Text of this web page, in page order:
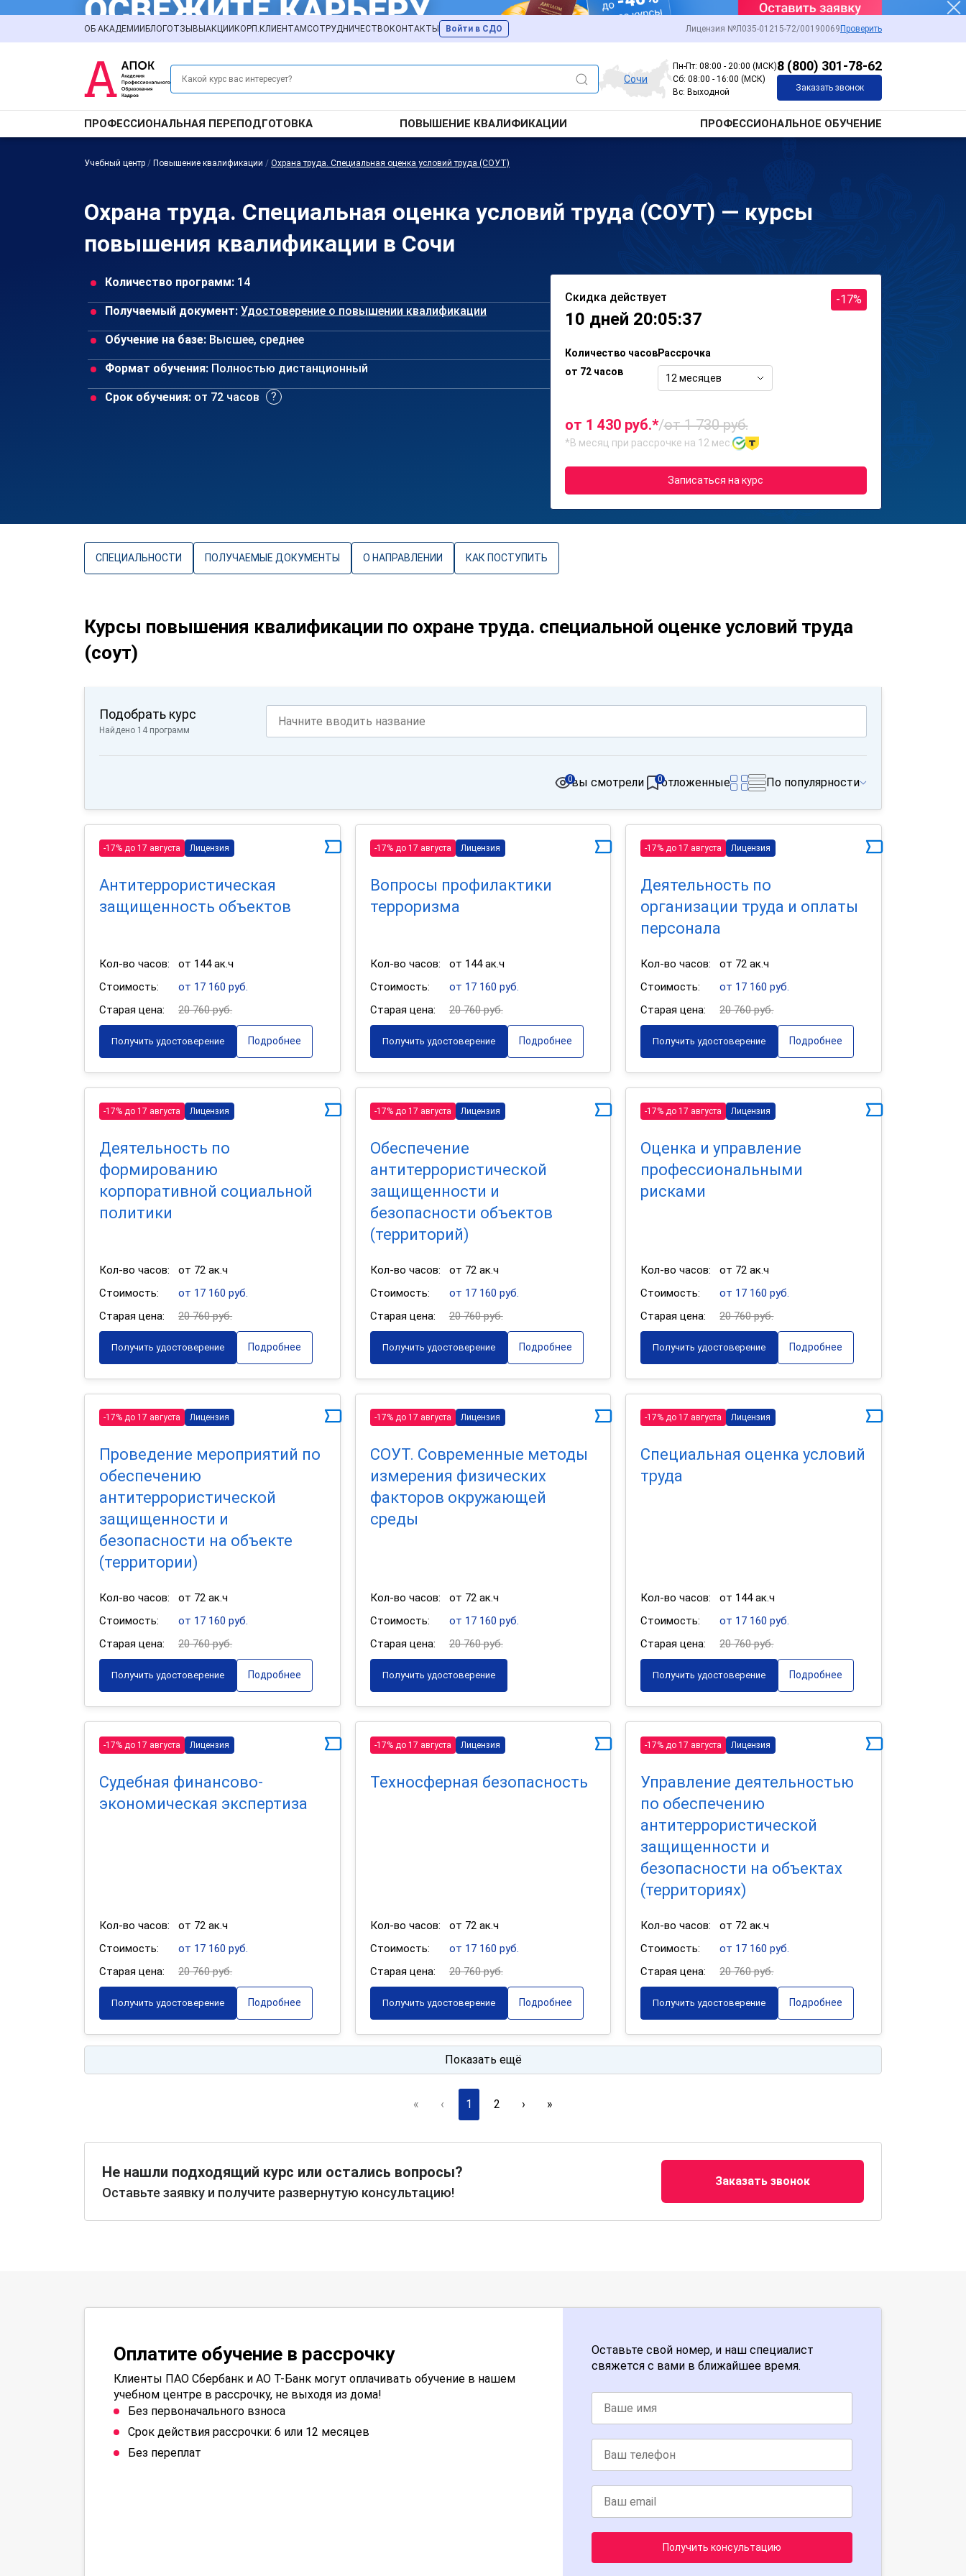
ОБ АКАДЕМИИ БЛОГОТЗЫВЫ АКЦИИ КОРП.КЛИЕНТАМСОТРУДНИЧЕСТВО КОНТАКТЫ Войти в СДО Лицензия №Л035-01215-72/00190069 Проверить
Сочи
Пн-Пт: 08:00 - 20:00 (МСК)
Сб: 08:00 - 16:00 (МСК)
Вс: Выходной
8 (800) 301-78-62
Заказать звонок
ПРОФЕССИОНАЛЬНАЯ ПЕРЕПОДГОТОВКА ПОВЫШЕНИЕ КВАЛИФИКАЦИИ ПРОФЕССИОНАЛЬНОЕ ОБУЧЕНИЕ
Учебный центр / Повышение квалификации / Охрана труда. Специальная оценка условий труда (СОУТ)
Охрана труда. Специальная оценка условий труда (СОУТ) — курсы
повышения квалификации в Сочи
Количество программ: 14
Получаемый документ: Удостоверение о повышении квалификации
Обучение на базе: Высшее, среднее
Формат обучения: Полностью дистанционный
Срок обучения: от 72 часов
Скидка действует
10 дней 20:05:37
-17%
Количество часов
от 72 часов
Рассрочка
12 месяцев
от 1 430 руб.*/от 1 730 руб.
*В месяц при рассрочке на 12 мес.
Записаться на курс
СПЕЦИАЛЬНОСТИ ПОЛУЧАЕМЫЕ ДОКУМЕНТЫ О НАПРАВЛЕНИИ КАК ПОСТУПИТЬ
Курсы повышения квалификации по охране труда. специальной оценке условий труда
(соут)
Подобрать курс
Найдено 14 программ
вы смотрели
0 отложенные
0 По популярности
-17% до 17 августа Лицензия
Антитеррористическая
защищенность объектов
Кол-во часов:
от 144 ак.ч
Стоимость:
от 17 160 руб.
Старая цена:
20 760 руб.
Получить удостоверение Подробнее
-17% до 17 августа Лицензия
Вопросы профилактики
терроризма
Кол-во часов:
от 144 ак.ч
Стоимость:
от 17 160 руб.
Старая цена:
20 760 руб.
Получить удостоверение Подробнее
-17% до 17 августа Лицензия
Деятельность по
организации труда и оплаты
персонала
Кол-во часов:
от 72 ак.ч
Стоимость:
от 17 160 руб.
Старая цена:
20 760 руб.
Получить удостоверение Подробнее
-17% до 17 августа Лицензия
Деятельность по
формированию
корпоративной социальной
политики
Кол-во часов:
от 72 ак.ч
Стоимость:
от 17 160 руб.
Старая цена:
20 760 руб.
Получить удостоверение Подробнее
-17% до 17 августа Лицензия
Обеспечение
антитеррористической
защищенности и
безопасности объектов
(территорий)
Кол-во часов:
от 72 ак.ч
Стоимость:
от 17 160 руб.
Старая цена:
20 760 руб.
Получить удостоверение Подробнее
-17% до 17 августа Лицензия
Оценка и управление
профессиональными
рисками
Кол-во часов:
от 72 ак.ч
Стоимость:
от 17 160 руб.
Старая цена:
20 760 руб.
Получить удостоверение Подробнее
-17% до 17 августа Лицензия
Проведение мероприятий по
обеспечению
антитеррористической
защищенности и
безопасности на объекте
(территории)
Кол-во часов:
от 72 ак.ч
Стоимость:
от 17 160 руб.
Старая цена:
20 760 руб.
Получить удостоверение Подробнее
-17% до 17 августа Лицензия
СОУТ. Современные методы
измерения физических
факторов окружающей
среды
Кол-во часов:
от 72 ак.ч
Стоимость:
от 17 160 руб.
Старая цена:
20 760 руб.
Получить удостоверение
-17% до 17 августа Лицензия
Специальная оценка условий
труда
Кол-во часов:
от 144 ак.ч
Стоимость:
от 17 160 руб.
Старая цена:
20 760 руб.
Получить удостоверение Подробнее
-17% до 17 августа Лицензия
Судебная финансово-
экономическая экспертиза
Кол-во часов:
от 72 ак.ч
Стоимость:
от 17 160 руб.
Старая цена:
20 760 руб.
Получить удостоверение Подробнее
-17% до 17 августа Лицензия
Техносферная безопасность
Кол-во часов:
от 72 ак.ч
Стоимость:
от 17 160 руб.
Старая цена:
20 760 руб.
Получить удостоверение Подробнее
-17% до 17 августа Лицензия
Управление деятельностью
по обеспечению
антитеррористической
защищенности и
безопасности на объектах
(территориях)
Кол-во часов:
от 72 ак.ч
Стоимость:
от 17 160 руб.
Старая цена:
20 760 руб.
Получить удостоверение Подробнее
Показать ещё
« ‹ 1 2 › »
Не нашли подходящий курс или остались вопросы?
Оставьте заявку и получите развернутую консультацию!
Заказать звонок
Оплатите обучение в рассрочку
Клиенты ПАО Сбербанк и АО Т-Банк могут оплачивать обучение в нашем
учебном центре в рассрочку, не выходя из дома!
Без первоначального взноса
Срок действия рассрочки: 6 или 12 месяцев
Без переплат
Оставьте свой номер, и наш специалист
свяжется с вами в ближайшее время.
Получить консультацию